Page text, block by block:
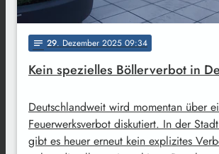
notes 29. Dezember 2025 09:34
Kein spezielles Böllerverbot in
Deutschlandweit wird momentan über
Feuerwerksverbot diskutiert. In der
gibt es heuer erneut kein explizites